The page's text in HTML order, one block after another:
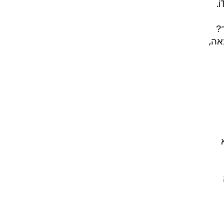
המכשיר. הנימוק הרשמי לדחיית התוכנה הוא שהיא מציעה פונקציונליות שקיימת בתוכנת iTunes.